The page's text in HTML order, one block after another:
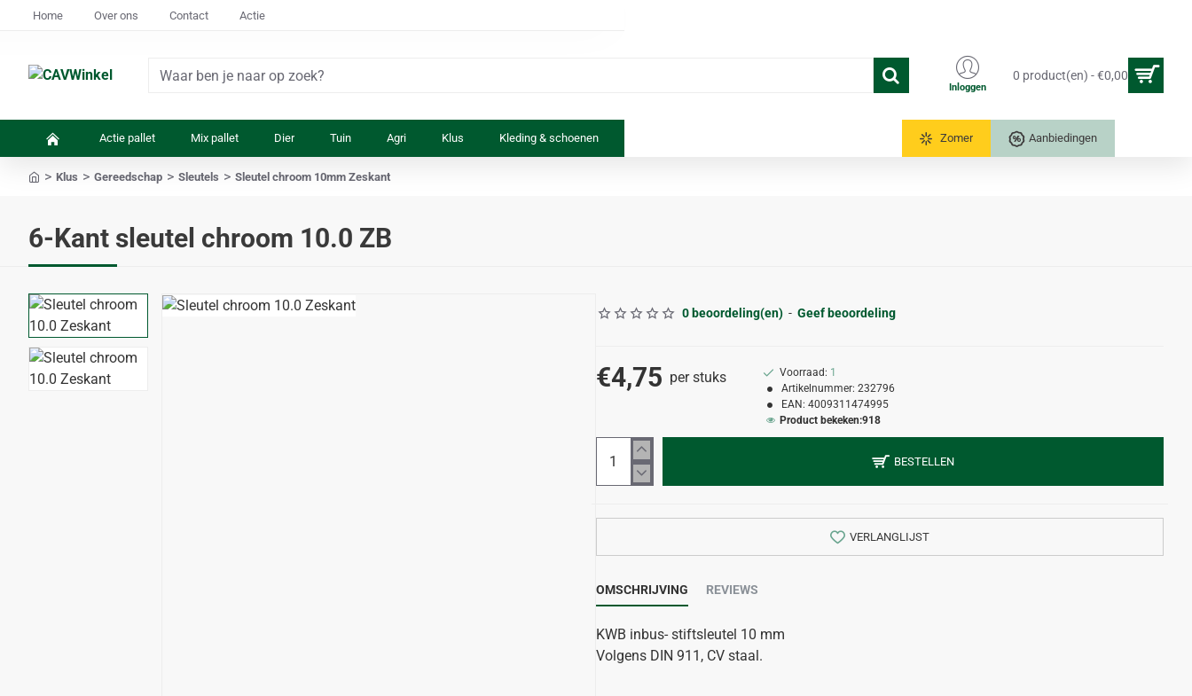
Home Over ons Contact Actie
Waar
Inloggen
0 product(en) - €0,00
Actie pallet Mix pallet Dier Tuin Agri Klus Kleding & schoenen Zomer Aanbiedingen
6-Kant sleutel chroom 10.0 ZB
Klus Gereedschap Sleutels Sleutel chroom 10mm Zeskant
0 beoordeling(en) - Geef beoordeling
€4,75 per stuks Voorraad: 1
Artikelnummer: 232796
EAN: 4009311474995
Product bekeken:918
BESTELLEN
VERLANGLIJST
OMSCHRIJVING REVIEWS
KWB inbus- stiftsleutel 10 mm
Volgens DIN 911, CV staal.